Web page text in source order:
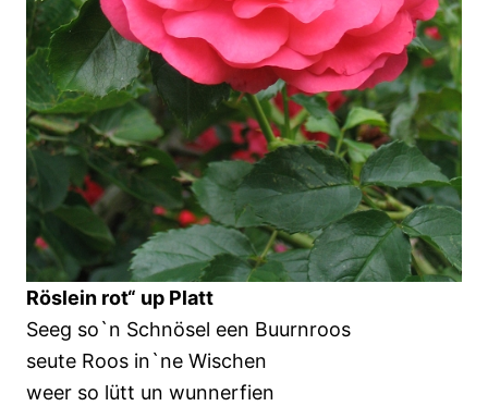
Röslein rot“ up Platt
Seeg so`n Schnösel een Buurnroos
seute Roos in`ne Wischen
weer so lütt un wunnerfien